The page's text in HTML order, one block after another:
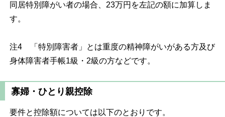
同居特別障がい者の場合、23万円を左記の額に加算しま
す。
注4 「特別障害者」とは重度の精神障がいがある方及び
身体障害者手帳1級・2級の方などです。
寡婦・ひとり親控除
要件と控除額については以下のとおりです。